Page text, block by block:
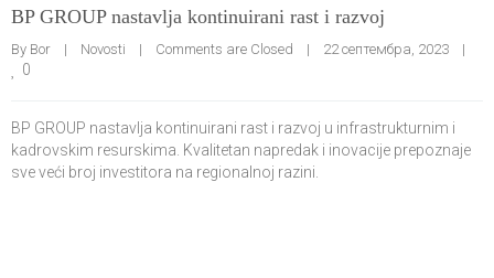
BP GROUP nastavlja kontinuirani rast i razvoj
By Bor | Novosti | Comments are Closed | 22 септембра, 2023 |
0
BP GROUP nastavlja kontinuirani rast i razvoj u infrastrukturnim i
kadrovskim resurskima. Kvalitetan napredak i inovacije prepoznaje
sve veći broj investitora na regionalnoj razini.